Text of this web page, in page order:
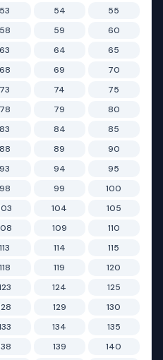
53 54
55
58 59
60
63 64
65
68 69
70
73 74
75
78 79
80
83 84
85
88 89
90
93 94
95
98 99
100
104
105
109
110
113 114
115
118 119
120
124
125
129
130
134
135
139
140